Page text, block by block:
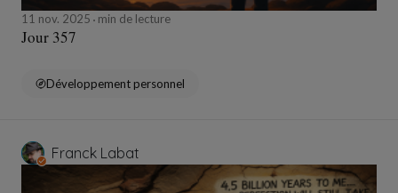
11 nov. 2025 min de lecture
Jour 357
Développement personnel
Franck Labat